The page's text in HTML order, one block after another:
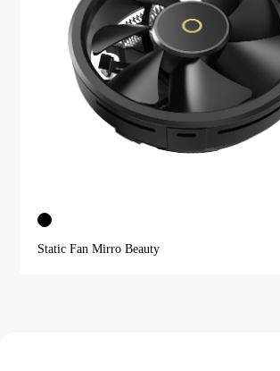
Static Fan Mirro Beauty